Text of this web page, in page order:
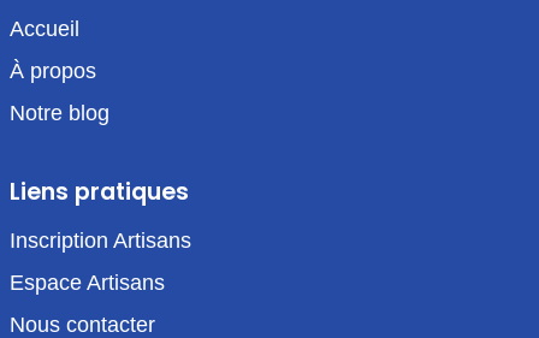
Accueil
À propos
Notre blog
Liens pratiques
Inscription Artisans
Espace Artisans
Nous contacter